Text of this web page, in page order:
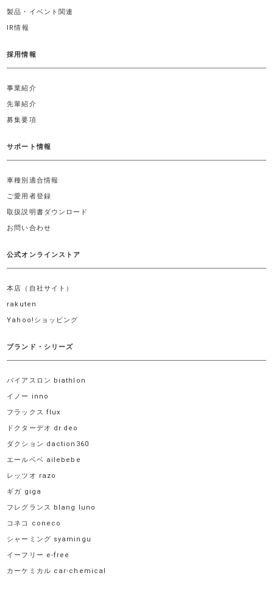
製品・イベント関連
IR情報
採用情報
事業紹介
先輩紹介
募集要項
サポート情報
車種別適合情報
ご愛用者登録
取扱説明書ダウンロード
お問い合わせ
公式オンラインストア
本店（自社サイト）
rakuten
Yahoo!ショッピング
ブランド・シリーズ
バイアスロン biathlon
イノー inno
フラックス flux
ドクターデオ dr.deo
ダクション daction360
エールベベ ailebebe
レッツオ razo
ギガ giga
フレグランス blang luno
コネコ coneco
シャーミング syamingu
イーフリー e-free
カーケミカル car-chemical